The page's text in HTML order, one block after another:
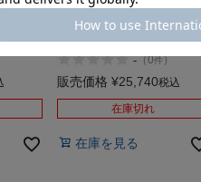
プロ
ュ
レッ
【40%OFF】
サッカニー エンドルフィ
ングシューズ ランシュー
Saucony ENDORPHIN
-（0件）
販売価格 ¥25,740税込
在庫切れ
在庫を見る